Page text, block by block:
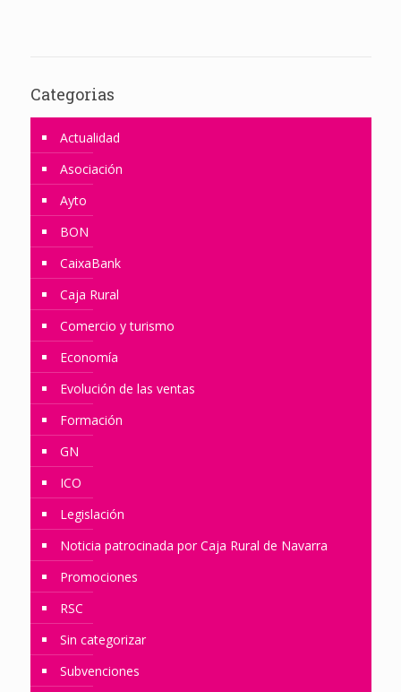
Categorias
Actualidad
Asociación
Ayto
BON
CaixaBank
Caja Rural
Comercio y turismo
Economía
Evolución de las ventas
Formación
GN
ICO
Legislación
Noticia patrocinada por Caja Rural de Navarra
Promociones
RSC
Sin categorizar
Subvenciones